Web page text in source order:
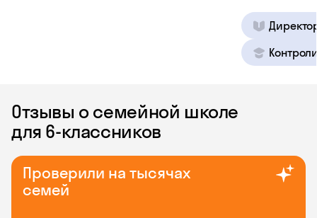
Отзывы о семейной школе
для 6‑классников
Проверили на тысячах
семей